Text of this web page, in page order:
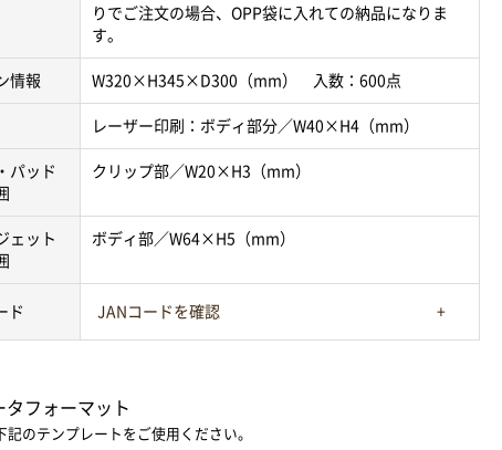
りでご注文の場合、OPP袋に入れての納品になりま
す。
情報 W320×H345×D300（mm） 入数：600点
レーザー印刷：ボディ部分／W40×H4（mm）
パッド
クリップ部／W20×H3（mm）
ェット
ボディ部／W64×H5（mm）
ド JANコードを確認
タフォーマット
記のテンプレートをご使用ください。